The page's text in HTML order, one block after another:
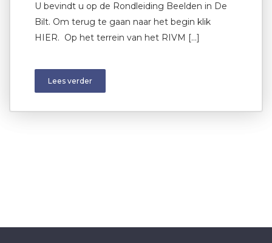
U bevindt u op de Rondleiding Beelden in De
Bilt. Om terug te gaan naar het begin klik
HIER. Op het terrein van het RIVM […]
Lees verder